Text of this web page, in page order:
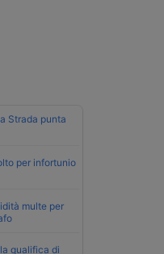
Strada punta
per infortunio
multe per
qualifica di